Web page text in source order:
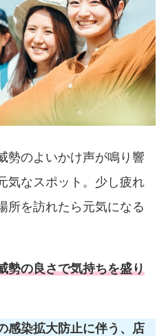
勢のよいかけ声が鳴り響
気なスポット。少し疲れ
所を訪れたら元気になる
勢の良さで気持ちを盛り
感染拡大防止に伴う、店